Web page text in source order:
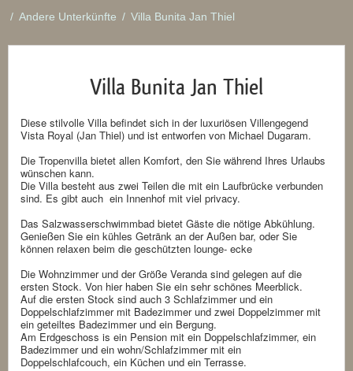
/ Andere Unterkünfte / Villa Bunita Jan Thiel
Villa Bunita Jan Thiel
Diese stilvolle Villa befindet sich in der luxuriösen Villengegend
Vista Royal (Jan Thiel) und ist entworfen von Michael Dugaram.
Die Tropenvilla bietet allen Komfort, den Sie während Ihres Urlaubs
wünschen kann.
Die Villa besteht aus zwei Teilen die mit ein Laufbrücke verbunden
sind. Es gibt auch ein Innenhof mit viel privacy.
Das Salzwasserschwimmbad bietet Gäste die nötige Abkühlung.
Genießen Sie ein kühles Getränk an der Außen bar, oder Sie
können relaxen beim die geschützten lounge- ecke
Die Wohnzimmer und der Größe Veranda sind gelegen auf die
ersten Stock. Von hier haben Sie ein sehr schönes Meerblick.
Auf die ersten Stock sind auch 3 Schlafzimmer und ein
Doppelschlafzimmer mit Badezimmer und zwei Doppelzimmer mit
ein geteiltes Badezimmer und ein Bergung.
Am Erdgeschoss is ein Pension mit ein Doppelschlafzimmer, ein
Badezimmer und ein wohn/Schlafzimmer mit ein
Doppelschlafcouch, ein Küchen und ein Terrasse.